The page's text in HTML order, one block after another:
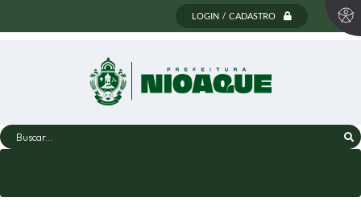
LOGIN / CADASTRO
Buscar...